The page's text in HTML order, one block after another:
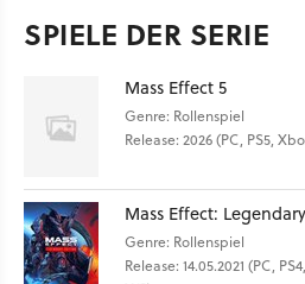
SPIELE DER SERIE
Mass Effect 5
Genre: Rollenspiel
Release: 2026 (PC, PS5,
Mass Effect:
Genre: Rollenspiel
Release: 14.05.2021 (PC,